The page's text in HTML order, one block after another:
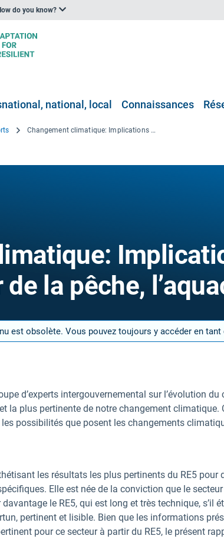
do you know?
national, local Connaissances
Changement climatique: Implications pour le secteur de la pêche, l’aquaculture
la pêche,
est obsolète. Vous pouvez toujours y accéder en
d’experts intergouvernemental sur l’évolution du
la plus pertinente de notre changement climatique.
possibilités que posent les changements
les résultats les plus pertinents du RE5 pour
Elle est née de la conviction que le
le RE5, qui est long et très technique, s’il
pertinent et lisible. Bien que les informations
pour ce secteur à partir du RE5, le présent